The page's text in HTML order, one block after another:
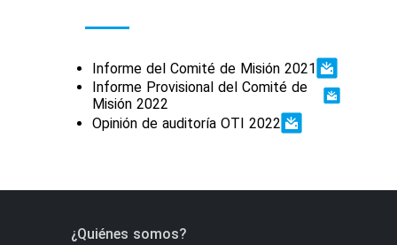
Informe del Comité de Misión 2021
Informe Provisional del Comité de
Misión 2022
Opinión de auditoría OTI 2022
¿Quiénes somos?